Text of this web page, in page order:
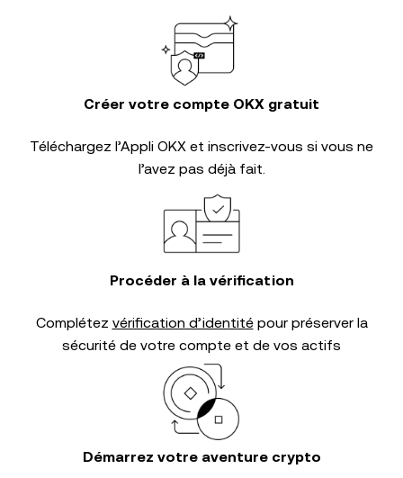
Créer votre compte OKX gratuit
Téléchargez l’Appli OKX et inscrivez-vous si vous ne
l’avez pas déjà fait.
Procéder à la vérification
Complétez vérification d’identitépour préserver la
sécurité de votre compte et de vos actifs
Démarrez votre aventure crypto